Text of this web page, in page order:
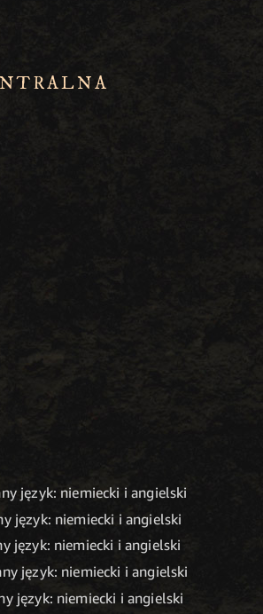
język: niemiecki i angielski
język: niemiecki i angielski
język: niemiecki i angielski
język: niemiecki i angielski
język: niemiecki i angielski